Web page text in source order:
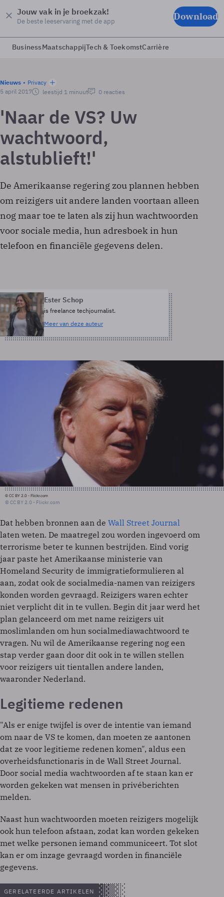
Jouw vak in je broekzak!
De beste leeservaring met de app Download
BusinessMaatschappijTech & ToekomstCarrière
Nieuws
Privacy
5 april 2017
leestijd 1 minuut 0 reacties
'Naar de VS? Uw
wachtwoord,
alstublieft!'
De Amerikaanse regering zou plannen hebben
om reizigers uit andere landen voortaan alleen
nog maar toe te laten als zij hun wachtwoorden
voor sociale media, hun adresboek in hun
telefoon en financiële gegevens delen.
Ester Schop
is freelance techjournalist.
Meer van deze auteur
© CC BY 2.0 - Flickr.com
© CC BY 2.0 - Flickr.com
Dat hebben bronnen aan de Wall Street Journal
laten weten. De maatregel zou worden ingevoerd om
terrorisme beter te kunnen bestrijden. Eind vorig
jaar paste het Amerikaanse ministerie van
Homeland Security de immigratieformulieren al
aan, zodat ook de socialmedia-namen van reizigers
konden worden gevraagd. Reizigers waren echter
niet verplicht dit in te vullen. Begin dit jaar werd het
plan gelanceerd om met name reizigers uit
moslimlanden om hun socialmediawachtwoord te
vragen. Nu wil de Amerikaanse regering nog een
stap verder gaan door dit ook in te willen stellen
voor reizigers uit tientallen andere landen,
waaronder Nederland.
Legitieme redenen
"Als er enige twijfel is over de intentie van iemand
om naar de VS te komen, dan moeten ze aantonen
dat ze voor legitieme redenen komen", aldus een
overheidsfunctionaris in de Wall Street Journal.
Door social media wachtwoorden af te staan kan er
worden gekeken wat mensen in privéberichten
melden.
Naast hun wachtwoorden moeten reizigers mogelijk
ook hun telefoon afstaan, zodat kan worden gekeken
met welke personen iemand communiceert. Tot slot
kan er om inzage gevraagd worden in financiële
gegevens.
GERELATEERDE ARTIKELEN